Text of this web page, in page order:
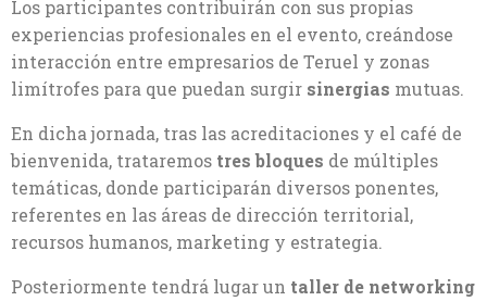
Los participantes contribuirán con sus propias
experiencias profesionales en el evento, creándose
interacción entre empresarios de Teruel y zonas
limítrofes para que puedan surgir sinergias mutuas.
En dicha jornada, tras las acreditaciones y el café de
bienvenida, trataremos tres bloques de múltiples
temáticas, donde participarán diversos ponentes,
referentes en las áreas de dirección territorial,
recursos humanos, marketing y estrategia.
Posteriormente tendrá lugar un taller de networking